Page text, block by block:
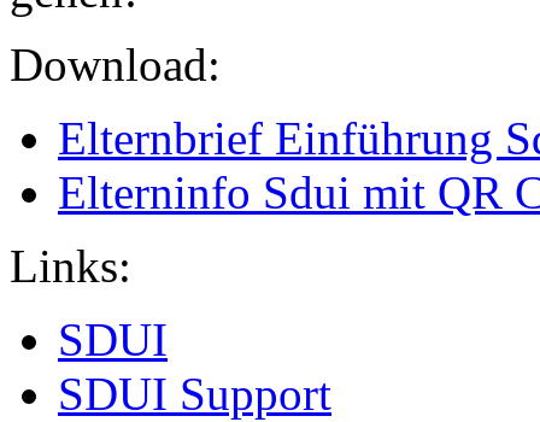
Download:
Elternbrief Einführung
Elterninfo Sdui mit QR
Links:
SDUI
SDUI Support